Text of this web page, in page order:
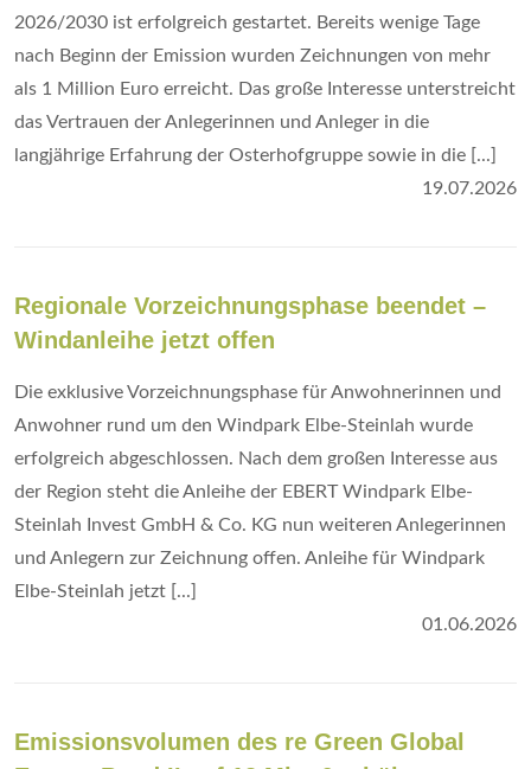
2026/2030 ist erfolgreich gestartet. Bereits wenige Tage
nach Beginn der Emission wurden Zeichnungen von mehr
als 1 Million Euro erreicht. Das große Interesse unterstreicht
das Vertrauen der Anlegerinnen und Anleger in die
langjährige Erfahrung der Osterhofgruppe sowie in die [...]
19.07.2026
Regionale Vorzeichnungsphase beendet –
Windanleihe jetzt offen
Die exklusive Vorzeichnungsphase für Anwohnerinnen und
Anwohner rund um den Windpark Elbe-Steinlah wurde
erfolgreich abgeschlossen. Nach dem großen Interesse aus
der Region steht die Anleihe der EBERT Windpark Elbe-
Steinlah Invest GmbH & Co. KG nun weiteren Anlegerinnen
und Anlegern zur Zeichnung offen. Anleihe für Windpark
Elbe-Steinlah jetzt [...]
01.06.2026
Emissionsvolumen des re Green Global